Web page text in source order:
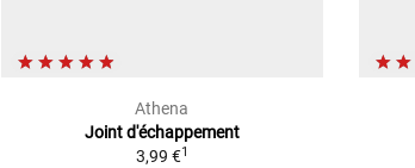
Athena
Joint d'échappement
3,99 €1